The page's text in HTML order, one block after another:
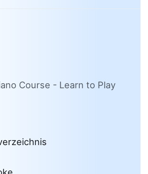
Course - Learn to Play